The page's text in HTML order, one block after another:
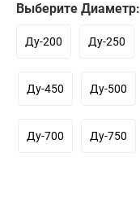
Выберите Диаметр:
Ду-200 Ду-250
Ду-450 Ду-500
Ду-700 Ду-750